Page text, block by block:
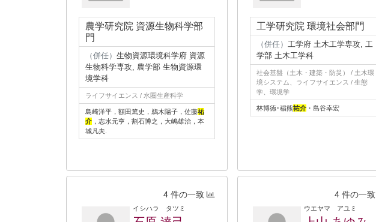
農学研究院 資源生物科学部
門
（併任） 生物資源環境科学府 資源
生物科学専攻, 農学部 生物資源環
境学科
ライフサイエンス / 水圏生産科学
島崎洋平，額田篤史，鵜木陽子，佐藤祐
介 ，志水元亨，割石博之，大嶋雄治，本
城凡夫.
工学研究院 環境社会部門
（併任） 工学府 土木工学専攻, 工
学部 土木工学科
社会基盤（土木・建築・防災） / 土木環
境システム、ライフサイエンス / 生態
学、環境学
林博徳･稲熊祐介 ・島谷幸宏
4 件の一致
イシハラ タツミ
4 件の一致
ウエヤマ アユミ